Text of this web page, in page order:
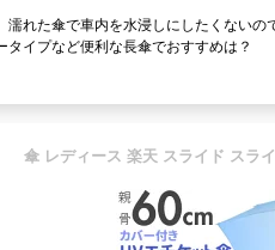
濡れた傘で車内を水浸しにしたくない
タイプなど便利な長傘でおすすめは？